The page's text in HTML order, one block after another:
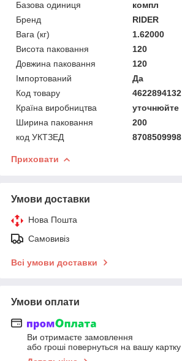
Базова одиниця
компл
Бренд
RIDER
Вага (кг)
1.62000
Висота паковання
120
Довжина паковання
120
Імпортований
Да
Код товару
4622894132
Країна виробництва
уточнюйте
Ширина паковання
200
код УКТЗЕД
8708509998
Приховати
Умови доставки
Нова Пошта
Самовивіз
Всі умови доставки
Умови оплати
Ви отримаєте замовлення
або гроші повернуться на вашу картку